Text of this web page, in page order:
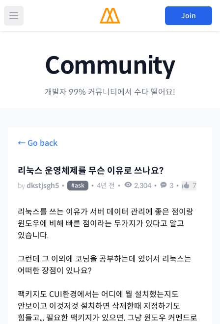
Join
Community
개발자 99% 커뮤니티에서 수다 떨어요!
← Go back
리눅스 운영체제를 무슨 이유로 쓰나요?
bydkstjsgh5 • #ask • 4년 전 • 2,304 • 3 • 7
리눅스를 쓰는 이유가 서버 데이터 관리에 좋은 점이랑
윈도우에 비해 빠른 점이라는 두가지가 있다고 알고
있습니다.
그런데 그 이외에 코딩을 공부하는데 있어서 리눅스는
어떠한 장점이 있나요?
팩키지도 CUI환경에서는 어디에 뭘 설치했는지도
안보이고 이것저것 설치하면 삭제한때 지정하기도
힘들고,,, 필요한 팩키지가 있으면, 그냥 윈도우 커멘드로